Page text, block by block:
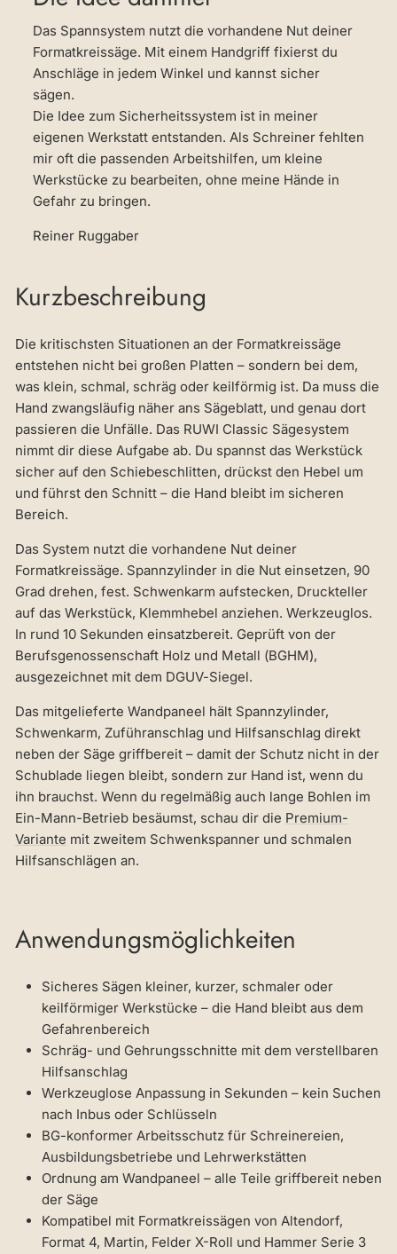
Das Spannsystem nutzt die vorhandene Nut deiner
Formatkreissäge. Mit einem Handgriff fixierst du
Anschläge in jedem Winkel und kannst sicher
sägen.
Die Idee zum Sicherheitssystem ist in meiner
eigenen Werkstatt entstanden. Als Schreiner fehlten
mir oft die passenden Arbeitshilfen, um kleine
Werkstücke zu bearbeiten, ohne meine Hände in
Gefahr zu bringen.
Reiner Ruggaber
Kurzbeschreibung
Die kritischsten Situationen an der Formatkreissäge
entstehen nicht bei großen Platten – sondern bei dem,
was klein, schmal, schräg oder keilförmig ist. Da muss die
Hand zwangsläufig näher ans Sägeblatt, und genau dort
passieren die Unfälle. Das RUWI Classic Sägesystem
nimmt dir diese Aufgabe ab. Du spannst das Werkstück
sicher auf den Schiebeschlitten, drückst den Hebel um
und führst den Schnitt – die Hand bleibt im sicheren
Bereich.
Das System nutzt die vorhandene Nut deiner
Formatkreissäge. Spannzylinder in die Nut einsetzen, 90
Grad drehen, fest. Schwenkarm aufstecken, Druckteller
auf das Werkstück, Klemmhebel anziehen. Werkzeuglos.
In rund 10 Sekunden einsatzbereit. Geprüft von der
Berufsgenossenschaft Holz und Metall (BGHM),
ausgezeichnet mit dem DGUV-Siegel.
Das mitgelieferte Wandpaneel hält Spannzylinder,
Schwenkarm, Zuführanschlag und Hilfsanschlag direkt
neben der Säge griffbereit – damit der Schutz nicht in der
Schublade liegen bleibt, sondern zur Hand ist, wenn du
ihn brauchst. Wenn du regelmäßig auch lange Bohlen im
Ein-Mann-Betrieb besäumst, schau dir die Premium-
Variante mit zweitem Schwenkspanner und schmalen
Hilfsanschlägen an.
Anwendungsmöglichkeiten
Sicheres Sägen kleiner, kurzer, schmaler oder
keilförmiger Werkstücke – die Hand bleibt aus dem
Gefahrenbereich
Schräg- und Gehrungsschnitte mit dem verstellbaren
Hilfsanschlag
Werkzeuglose Anpassung in Sekunden – kein Suchen
nach Inbus oder Schlüsseln
BG-konformer Arbeitsschutz für Schreinereien,
Ausbildungsbetriebe und Lehrwerkstätten
Ordnung am Wandpaneel – alle Teile griffbereit neben
der Säge
Kompatibel mit Formatkreissägen von Altendorf,
Format 4, Martin, Felder X-Roll und Hammer Serie 3